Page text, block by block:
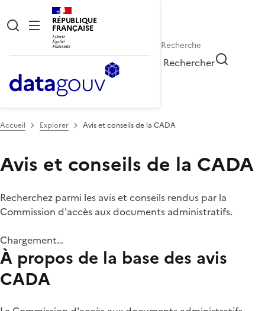
RÉPUBLIQUE
FRANÇAISE
Rechercher
Accueil Explorer Avis et conseils de la CADA
Avis et conseils de la CADA
Recherchez parmi les avis et conseils rendus par la
Commission d'accès aux documents administratifs.
Chargement…
À propos de la base des avis
CADA